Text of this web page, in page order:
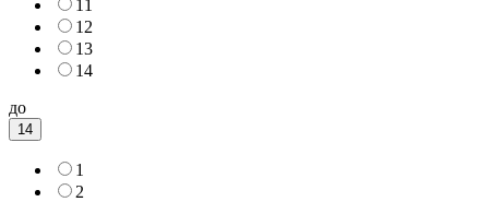
11
12
13
14
до
14
1
2